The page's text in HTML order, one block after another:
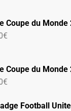
Coupe du Monde
Coupe du Monde
Football